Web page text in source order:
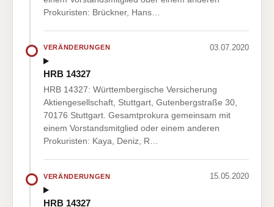
Prokuristen: Brückner, Hans…
VERÄNDERUNGEN 03.07.2020
HRB 14327
HRB 14327: Württembergische Versicherung
Aktiengesellschaft, Stuttgart, Gutenbergstraße 30,
70176 Stuttgart. Gesamtprokura gemeinsam mit
einem Vorstandsmitglied oder einem anderen
Prokuristen: Kaya, Deniz, R…
VERÄNDERUNGEN 15.05.2020
HRB 14327